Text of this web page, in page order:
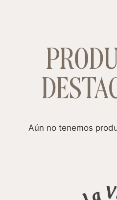
Aún no tenemos